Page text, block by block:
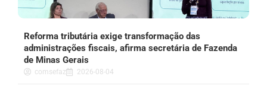
Reforma tributária exige transformação das
administrações fiscais, afirma secretária de Fazenda
de Minas Gerais
comsefaz 2026-08-04